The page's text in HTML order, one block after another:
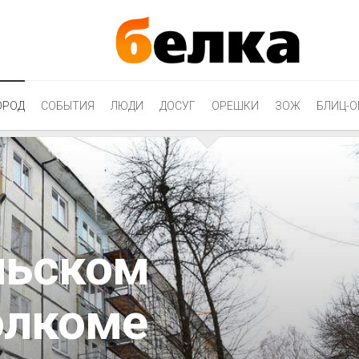
СОБЫТИЯ ЛЮДИ ДОСУГ ОРЕШКИ ЗОЖ БЛИЦ-